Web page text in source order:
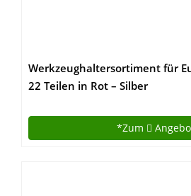
Werkzeughaltersortiment für
22 Teilen in Rot – Silber
*Zum